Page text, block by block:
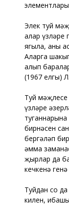
Элек туй
алар үзләре
ягыла, аның
Аларга
алып
(1967 елгы)
Туй мәҗлесе
үзләре
бирнәсен
бергәләп
әмма
җырлар да
кечкенә
Туйдан соң
килен,